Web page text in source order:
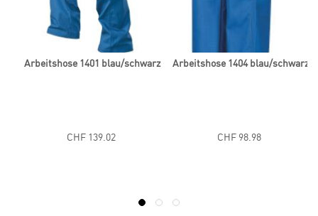
Arbeitshose 1401 blau/schwarz
CHF 139.02
Arbeitshose 1404 blau/schwarz
CHF 98.98